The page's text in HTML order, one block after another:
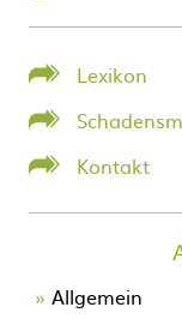
Lexikon
Kontakt
Allgemein